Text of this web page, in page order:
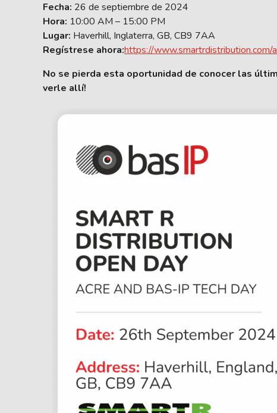
Fecha: 26 de septiembre de 2024
Hora: 10:00 AM – 15:00 PM
Lugar: Haverhill, Inglaterra, GB, CB9 7AA
Regístrese ahora:https://
No se pierda esta oportunidad de conocer las
verle allí!